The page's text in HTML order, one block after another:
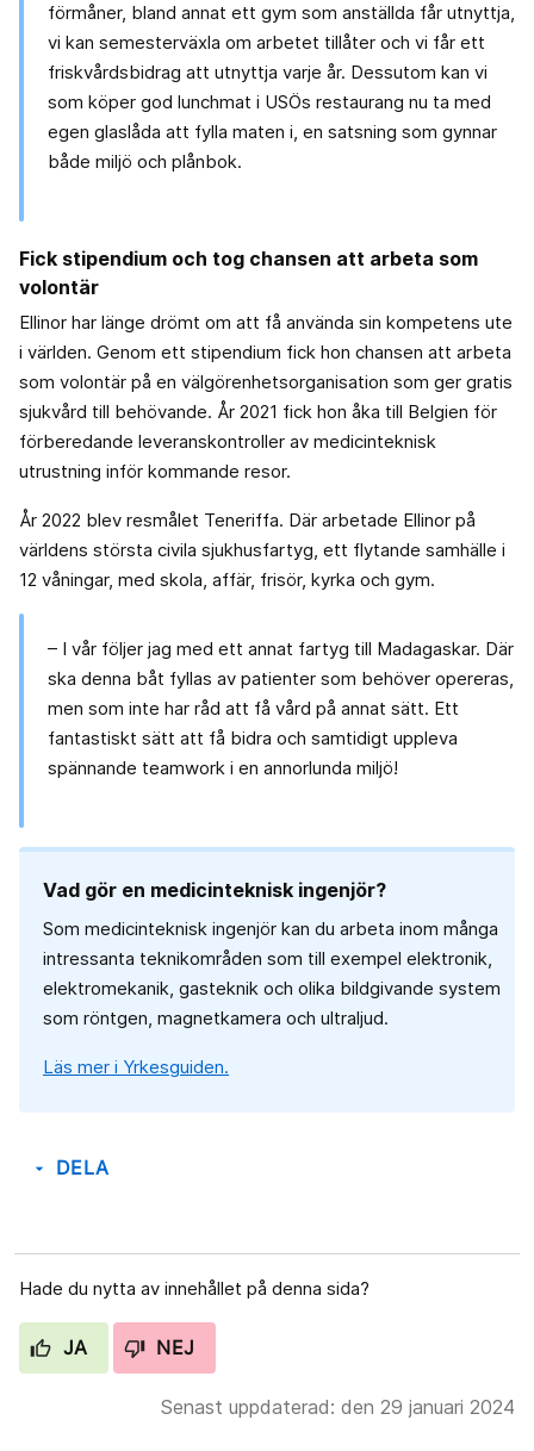
förmåner, bland annat ett gym som anställda får utnyttja,
vi kan semesterväxla om arbetet tillåter och vi får ett
friskvårdsbidrag att utnyttja varje år. Dessutom kan vi
som köper god lunchmat i USÖs restaurang nu ta med
egen glaslåda att fylla maten i, en satsning som gynnar
både miljö och plånbok.
Fick stipendium och tog chansen att arbeta som
volontär
Ellinor har länge drömt om att få använda sin kompetens ute
i världen. Genom ett stipendium fick hon chansen att arbeta
som volontär på en välgörenhetsorganisation som ger gratis
sjukvård till behövande. År 2021 fick hon åka till Belgien för
förberedande leveranskontroller av medicinteknisk
utrustning inför kommande resor.
År 2022 blev resmålet Teneriffa. Där arbetade Ellinor på
världens största civila sjukhusfartyg, ett flytande samhälle i
12 våningar, med skola, affär, frisör, kyrka och gym.
– I vår följer jag med ett annat fartyg till Madagaskar. Där
ska denna båt fyllas av patienter som behöver opereras,
men som inte har råd att få vård på annat sätt. Ett
fantastiskt sätt att få bidra och samtidigt uppleva
spännande teamwork i en annorlunda miljö!
Vad gör en medicinteknisk ingenjör?
Som medicinteknisk ingenjör kan du arbeta inom många
intressanta teknikområden som till exempel elektronik,
elektromekanik, gasteknik och olika bildgivande system
som röntgen, magnetkamera och ultraljud.
Läs mer i Yrkesguiden.
arrow_drop_down DELA
Hade du nytta av innehållet på denna sida?
JA NEJ
Senast uppdaterad: den 29 januari 2024